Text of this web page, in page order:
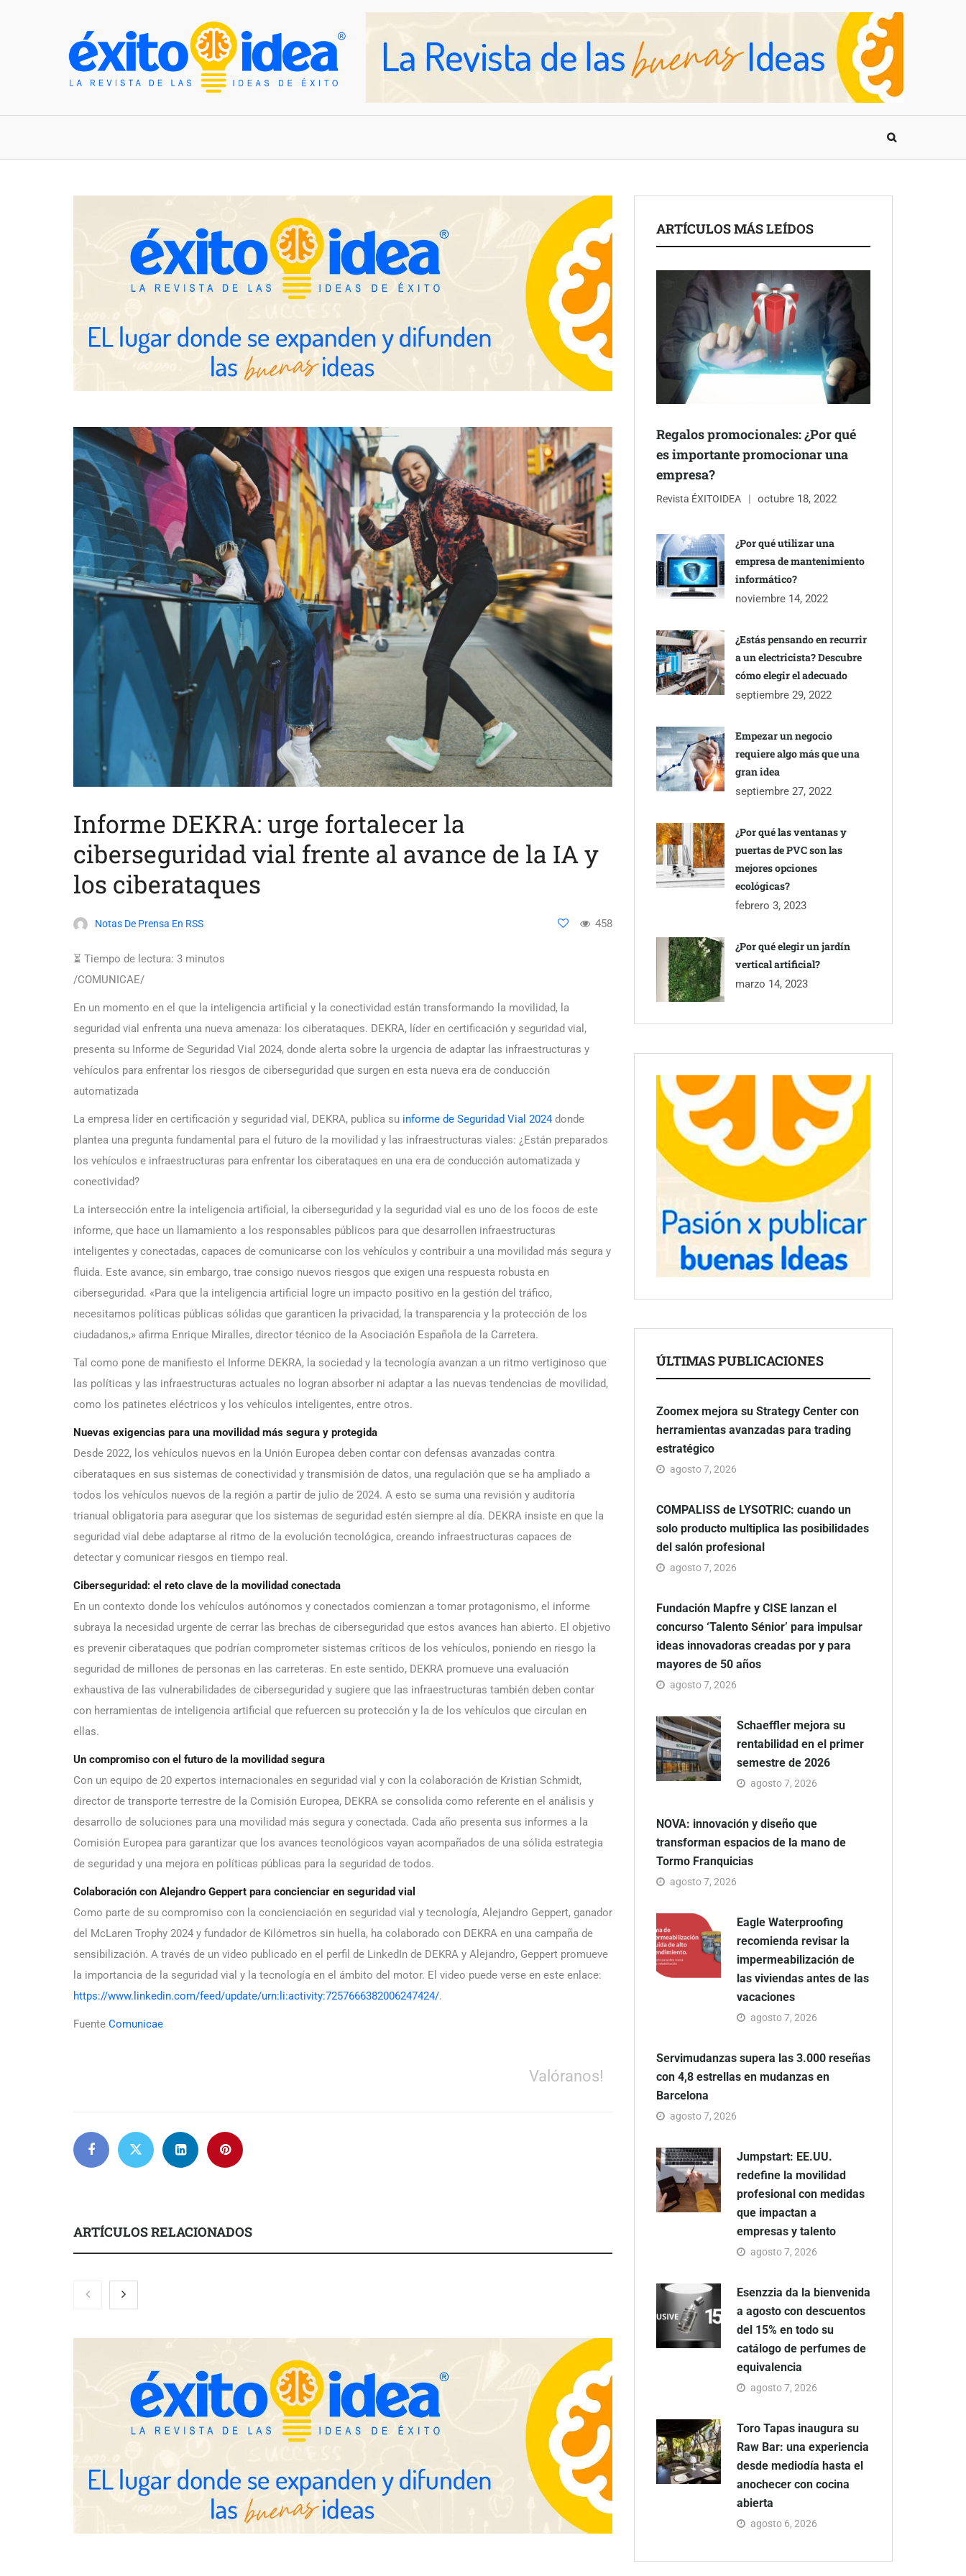
Informe DEKRA: urge fortalecer la
ciberseguridad vial frente al avance de la IA y
los ciberataques
Notas De Prensa En RSS 458
⏳ Tiempo de lectura: 3 minutos
/COMUNICAE/
En un momento en el que la inteligencia artificial y la conectividad están transformando la movilidad, la
seguridad vial enfrenta una nueva amenaza: los ciberataques. DEKRA, líder en certificación y seguridad vial,
presenta su Informe de Seguridad Vial 2024, donde alerta sobre la urgencia de adaptar las infraestructuras y
vehículos para enfrentar los riesgos de ciberseguridad que surgen en esta nueva era de conducción
automatizada
La empresa líder en certificación y seguridad vial, DEKRA, publica su informe de Seguridad Vial 2024donde
plantea una pregunta fundamental para el futuro de la movilidad y las infraestructuras viales: ¿Están preparados
los vehículos e infraestructuras para enfrentar los ciberataques en una era de conducción automatizada y
conectividad?
La intersección entre la inteligencia artificial, la ciberseguridad y la seguridad vial es uno de los focos de este
informe, que hace un llamamiento a los responsables públicos para que desarrollen infraestructuras
inteligentes y conectadas, capaces de comunicarse con los vehículos y contribuir a una movilidad más segura y
fluida. Este avance, sin embargo, trae consigo nuevos riesgos que exigen una respuesta robusta en
ciberseguridad. «Para que la inteligencia artificial logre un impacto positivo en la gestión del tráfico,
necesitamos políticas públicas sólidas que garanticen la privacidad, la transparencia y la protección de los
ciudadanos,» afirma Enrique Miralles, director técnico de la Asociación Española de la Carretera.
Tal como pone de manifiesto el Informe DEKRA, la sociedad y la tecnología avanzan a un ritmo vertiginoso que
las políticas y las infraestructuras actuales no logran absorber ni adaptar a las nuevas tendencias de movilidad,
como los patinetes eléctricos y los vehículos inteligentes, entre otros.
Nuevas exigencias para una movilidad más segura y protegida
Desde 2022, los vehículos nuevos en la Unión Europea deben contar con defensas avanzadas contra
ciberataques en sus sistemas de conectividad y transmisión de datos, una regulación que se ha ampliado a
todos los vehículos nuevos de la región a partir de julio de 2024. A esto se suma una revisión y auditoría
trianual obligatoria para asegurar que los sistemas de seguridad estén siempre al día. DEKRA insiste en que la
seguridad vial debe adaptarse al ritmo de la evolución tecnológica, creando infraestructuras capaces de
detectar y comunicar riesgos en tiempo real.
Ciberseguridad: el reto clave de la movilidad conectada
En un contexto donde los vehículos autónomos y conectados comienzan a tomar protagonismo, el informe
subraya la necesidad urgente de cerrar las brechas de ciberseguridad que estos avances han abierto. El objetivo
es prevenir ciberataques que podrían comprometer sistemas críticos de los vehículos, poniendo en riesgo la
seguridad de millones de personas en las carreteras. En este sentido, DEKRA promueve una evaluación
exhaustiva de las vulnerabilidades de ciberseguridad y sugiere que las infraestructuras también deben contar
con herramientas de inteligencia artificial que refuercen su protección y la de los vehículos que circulan en
ellas.
Un compromiso con el futuro de la movilidad segura
Con un equipo de 20 expertos internacionales en seguridad vial y con la colaboración de Kristian Schmidt,
director de transporte terrestre de la Comisión Europea, DEKRA se consolida como referente en el análisis y
desarrollo de soluciones para una movilidad más segura y conectada. Cada año presenta sus informes a la
Comisión Europea para garantizar que los avances tecnológicos vayan acompañados de una sólida estrategia
de seguridad y una mejora en políticas públicas para la seguridad de todos.
Colaboración con Alejandro Geppert para concienciar en seguridad vial
Como parte de su compromiso con la concienciación en seguridad vial y tecnología, Alejandro Geppert, ganador
del McLaren Trophy 2024 y fundador de Kilómetros sin huella, ha colaborado con DEKRA en una campaña de
sensibilización. A través de un video publicado en el perfil de LinkedIn de DEKRA y Alejandro, Geppert promueve
la importancia de la seguridad vial y la tecnología en el ámbito del motor. El video puede verse en este enlace:
https://www.linkedin.com/feed/update/urn:li:activity:7257666382006247424/.
Fuente Comunicae
Valóranos!
ARTÍCULOS RELACIONADOS
Zoomex mejora su Strategy Center
con herramientas avanzadas para
creadas por y para mayores de 50
Schaeffler mejora su rentabilidad
NOVA: innovación y diseño que
transforman espacios de la mano
de Tormo Franquicias
Eagle Waterproofing recomienda
revisar la impermeabilización de
ARTÍCULOS MÁS LEÍDOS
Regalos promocionales: ¿Por qué
es importante promocionar una
empresa?
Revista ÉXITOIDEA octubre 18, 2022
¿Por qué utilizar una
empresa de mantenimiento
informático?
noviembre 14, 2022
¿Estás pensando en recurrir
a un electricista? Descubre
cómo elegir el adecuado
septiembre 29, 2022
Empezar un negocio
requiere algo más que una
gran idea
septiembre 27, 2022
¿Por qué las ventanas y
puertas de PVC son las
mejores opciones
ecológicas?
febrero 3, 2023
¿Por qué elegir un jardín
vertical artificial?
marzo 14, 2023
ÚLTIMAS PUBLICACIONES
Zoomex mejora su Strategy Center con
herramientas avanzadas para trading
estratégico
agosto 7, 2026
COMPALISS de LYSOTRIC: cuando un
solo producto multiplica las posibilidades
del salón profesional
agosto 7, 2026
Fundación Mapfre y CISE lanzan el
concurso ‘Talento Sénior’ para impulsar
ideas innovadoras creadas por y para
mayores de 50 años
agosto 7, 2026
Schaeffler mejora su
rentabilidad en el primer
semestre de 2026
agosto 7, 2026
NOVA: innovación y diseño que
transforman espacios de la mano de
Tormo Franquicias
agosto 7, 2026
Eagle Waterproofing
recomienda revisar la
impermeabilización de
las viviendas antes de las
vacaciones
agosto 7, 2026
Servimudanzas supera las 3.000 reseñas
con 4,8 estrellas en mudanzas en
Barcelona
agosto 7, 2026
Jumpstart: EE.UU.
redefine la movilidad
profesional con medidas
que impactan a
empresas y talento
agosto 7, 2026
Esenzzia da la bienvenida
a agosto con descuentos
del 15% en todo su
catálogo de perfumes de
equivalencia
agosto 7, 2026
Toro Tapas inaugura su
Raw Bar: una experiencia
desde mediodía hasta el
anochecer con cocina
abierta
agosto 6, 2026